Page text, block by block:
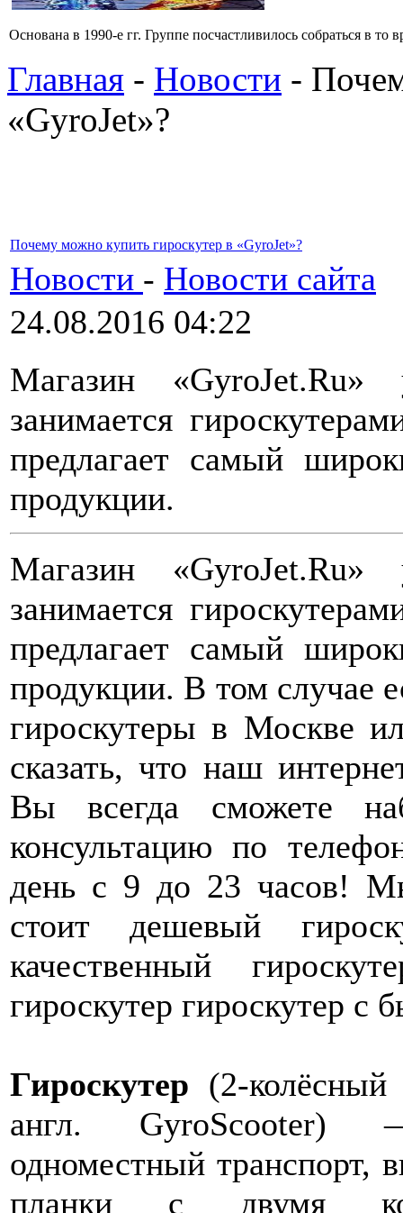
Основана в 1990-е гг. Группе посчастливилось собраться в
Главная - Новости -
«GyroJet»?
Почему можно купить гироскутер в «GyroJet»?
Новости - Новости сайта
24.08.2016 04:22
Магазин «GyroJet.Ru»
занимается
предлагает самый
продукции.
Магазин «GyroJet.Ru»
занимается
предлагает самый
продукции. В том случае
гироскутеры в Москве
сказать, что наш
Вы всегда сможете
консультацию по
день с 9 до 23 часов!
стоит дешевый
качественный
гироскутер гироскутер с
Гироскутер (2-колёсный
англ. GyroScooter)
одноместный транспорт,
планки с двумя